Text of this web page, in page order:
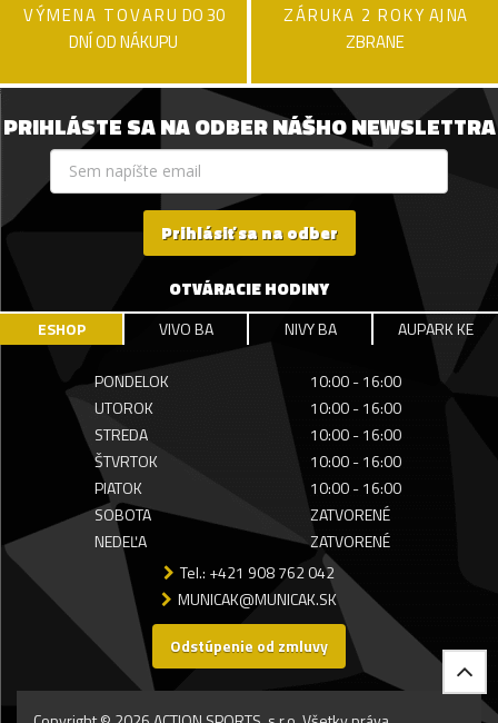
VÝMENA TOVARU DO 30
DNÍ OD NÁKUPU
ZÁRUKA 2 ROKY AJ NA
ZBRANE
PRIHLÁSTE SA NA ODBER NÁŠHO NEWSLETTRA
Prihlásiť sa na odber
OTVÁRACIE HODINY
ESHOP VIVO BA NIVY BA AUPARK KE
PONDELOK
10:00 - 16:00
UTOROK
10:00 - 16:00
STREDA
10:00 - 16:00
ŠTVRTOK
10:00 - 16:00
PIATOK
10:00 - 16:00
SOBOTA
ZATVORENÉ
NEDEĽA
ZATVORENÉ
Tel.: +421 908 762 042
MUNICAK@MUNICAK.SK
Odstúpenie od zmluvy